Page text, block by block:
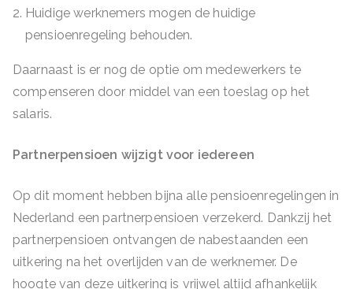
Huidige werknemers mogen de huidige
pensioenregeling behouden.
Daarnaast is er nog de optie om medewerkers te
compenseren door middel van een toeslag op het
salaris.
Partnerpensioen wijzigt voor iedereen
Op dit moment hebben bijna alle pensioenregelingen in
Nederland een partnerpensioen verzekerd. Dankzij het
partnerpensioen ontvangen de nabestaanden een
uitkering na het overlijden van de werknemer. De
hoogte van deze uitkering is vrijwel altijd afhankelijk